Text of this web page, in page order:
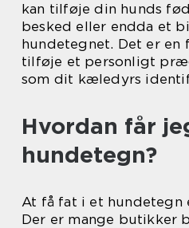
kan tilføje din hunds
besked eller endda et
hundetegnet. Det er en
tilføje et personligt
som dit kæledyrs
Hvordan får
hundetegn?
At få fat i et hundetegn
Der er mange butikker